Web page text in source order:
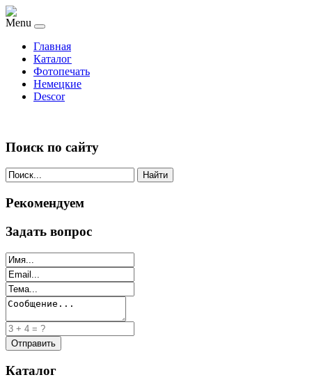
Menu
Главная
Каталог
Фотопечать
Немецкие
Descor
Поиск по сайту
Найти
Рекомендуем
Задать вопрос
Каталог